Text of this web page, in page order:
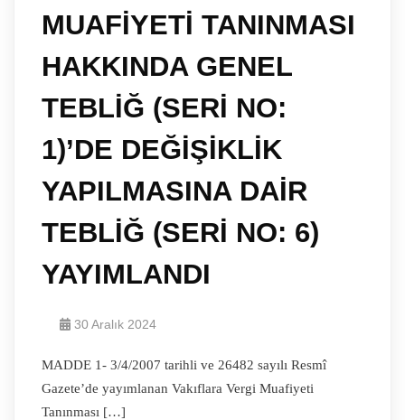
MUAFİYETİ TANINMASI
HAKKINDA GENEL
TEBLİĞ (SERİ NO:
1)’DE DEĞİŞİKLİK
YAPILMASINA DAİR
TEBLİĞ (SERİ NO: 6)
YAYIMLANDI
30 Aralık 2024
MADDE 1- 3/4/2007 tarihli ve 26482 sayılı Resmî
Gazete’de yayımlanan Vakıflara Vergi Muafiyeti
Tanınması […]